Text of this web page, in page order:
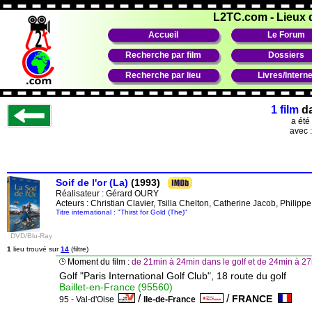
L2TC.com - Lieux
Accueil Le Forum
Recherche par film Dossiers
Recherche par lieu Livres/
1 film
a
avec
DVD/Blu-Ray
Soif de l'or (La) (1993)
Réalisateur : Gérard OURY
Acteurs : Christian Clavier, Tsilla Chelton, Catherine Jacob,
Titre international : "Thirst for Gold (The)"
1 lieu trouvé sur14 (filtre)
Moment du film : de 21min à 24min dans le golf et de 24min à
Golf "Paris International Golf Club", 18 route du golf
Baillet-en-France (95560)
95 - Val-d'Oise / Ile-de-France / FRANCE